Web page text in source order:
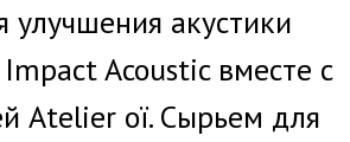
акустики
Acoustic вместе с
Atelier oï. Сырьем для